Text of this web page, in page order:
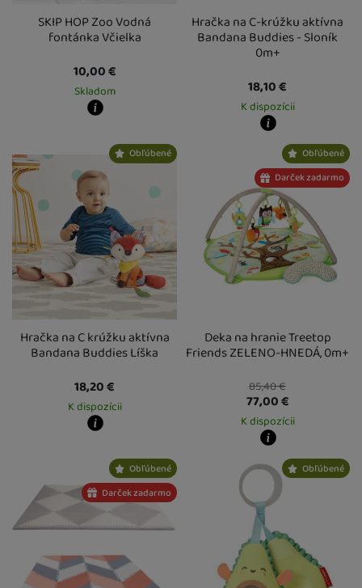
4 roky (4)
5 rokov (2)
6 rokov (1)
kovové
penové (1)
SKIP HOP Zoo Vodná
fontánka Včielka
10,00€
Skladom
Osobný odber vo výdajnom mieste
U Vás doma
2 a více ks
Osobný odber vo výdajnom mieste
13. 8.
U Vás doma 14. 8.
Hračka na C-krúžku aktívna
Bandana Buddies - Sloník
0m+
18,10€
K dispozícii
Kdy zboží dostanete?
Osobný odber vo výdajnom mieste
14. 8.
Obľúbené
Hračka na C krúžku aktívna
Bandana Buddies Líška
18,20€
K dispozícii
Osobný odber vo výdajnom mieste
Obľúbené
Darček zadarmo
Deka na hranie Treetop
Friends ZELENO-HNEDÁ, 0m+
85,40€
77,00€
K dispozícii
Kdy zboží dostanete?
Osobný odber vo výdajnom mieste
U Vás doma
Obľúbené
Darček zadarmo
Obľúbené